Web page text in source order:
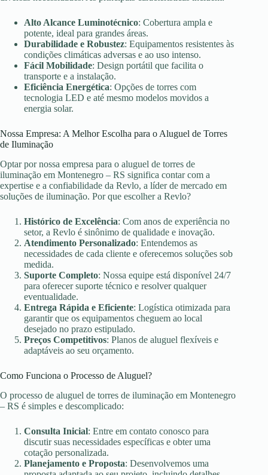
Alto Alcance Luminotécnico: Cobertura ampla e
potente, ideal para grandes áreas.
Durabilidade e Robustez: Equipamentos resistentes às
condições climáticas adversas e ao uso intenso.
Fácil Mobilidade: Design portátil que facilita o
transporte e a instalação.
Eficiência Energética: Opções de torres com
tecnologia LED e até mesmo modelos movidos a
energia solar.
Nossa Empresa: A Melhor Escolha para o Aluguel de Torres
de Iluminação
Optar por nossa empresa para o aluguel de torres de
iluminação em Montenegro – RS significa contar com a
expertise e a confiabilidade da Revlo, a líder de mercado em
soluções de iluminação. Por que escolher a Revlo?
Histórico de Excelência: Com anos de experiência no
setor, a Revlo é sinônimo de qualidade e inovação.
Atendimento Personalizado: Entendemos as
necessidades de cada cliente e oferecemos soluções sob
medida.
Suporte Completo: Nossa equipe está disponível 24/7
para oferecer suporte técnico e resolver qualquer
eventualidade.
Entrega Rápida e Eficiente: Logística otimizada para
garantir que os equipamentos cheguem ao local
desejado no prazo estipulado.
Preços Competitivos: Planos de aluguel flexíveis e
adaptáveis ao seu orçamento.
Como Funciona o Processo de Aluguel?
O processo de aluguel de torres de iluminação em Montenegro
– RS é simples e descomplicado:
Consulta Inicial: Entre em contato conosco para
discutir suas necessidades específicas e obter uma
cotação personalizada.
Planejamento e Proposta: Desenvolvemos uma